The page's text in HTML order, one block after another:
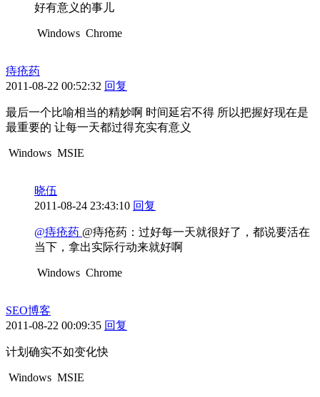
好有意义的事儿
Windows Chrome
痔疮药
2011-08-22 00:52:32 回复
最后一个比喻相当的精妙啊 时间延宕不得 所以把握好现在是
最重要的 让每一天都过得充实有意义
Windows MSIE
晓伍
2011-08-24 23:43:10 回复
@痔疮药 @痔疮药：过好每一天就很好了，都说要活在
当下，拿出实际行动来就好啊
Windows Chrome
SEO博客
2011-08-22 00:09:35 回复
计划确实不如变化快
Windows MSIE